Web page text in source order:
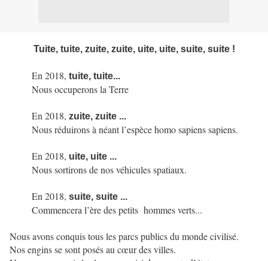
Tuite, tuite, zuite, zuite, uite, uite, suite, suite !
En 2018, tuite, tuite...
Nous occuperons la Terre
En 2018, zuite, zuite ...
Nous réduirons à néant l’espèce homo sapiens sapiens.
En 2018, uite, uite ...
Nous sortirons de nos véhicules spatiaux.
En 2018, suite, suite ...
Commencera l’ère des petits hommes verts...
Nous avons conquis tous les parcs publics du monde civilisé.
Nos engins se sont posés au cœur des villes.